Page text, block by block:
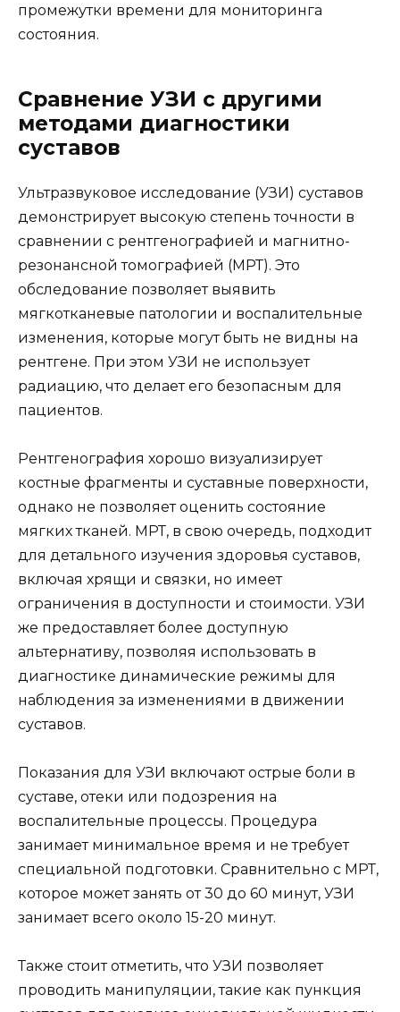
промежутки времени для мониторинга
состояния.
Сравнение УЗИ с другими
методами диагностики
суставов
Ультразвуковое исследование (УЗИ) суставов
демонстрирует высокую степень точности в
сравнении с рентгенографией и магнитно-
резонансной томографией (МРТ). Это
обследование позволяет выявить
мягкотканевые патологии и воспалительные
изменения, которые могут быть не видны на
рентгене. При этом УЗИ не использует
радиацию, что делает его безопасным для
пациентов.
Рентгенография хорошо визуализирует
костные фрагменты и суставные поверхности,
однако не позволяет оценить состояние
мягких тканей. МРТ, в свою очередь, подходит
для детального изучения здоровья суставов,
включая хрящи и связки, но имеет
ограничения в доступности и стоимости. УЗИ
же предоставляет более доступную
альтернативу, позволяя использовать в
диагностике динамические режимы для
наблюдения за изменениями в движении
суставов.
Показания для УЗИ включают острые боли в
суставе, отеки или подозрения на
воспалительные процессы. Процедура
занимает минимальное время и не требует
специальной подготовки. Сравнительно с МРТ,
которое может занять от 30 до 60 минут, УЗИ
занимает всего около 15-20 минут.
Также стоит отметить, что УЗИ позволяет
проводить манипуляции, такие как пункция